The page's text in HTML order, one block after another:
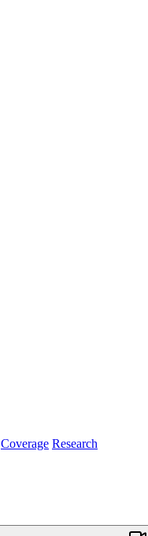
Coverage Research